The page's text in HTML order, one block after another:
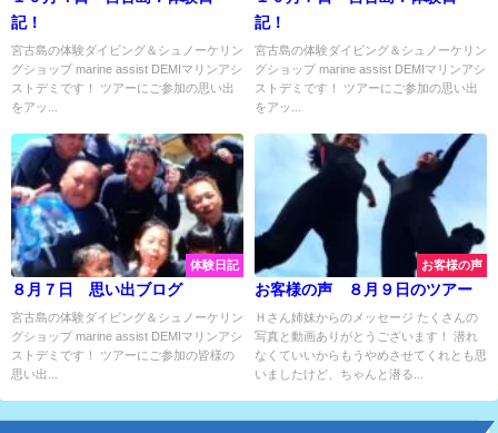
記！
宮古島の体験ダイビング＆シュノーケリン
グショップ marine assist DEMIマリンアシ
ストデミです！ ツアーにご参加の思い出
をアッ...
記！
宮古島の体験ダイビング＆シュノーケリン
グショップ marine assist DEMIマリンアシ
ストデミです！ ツアーにご参加の思い出
をアッ...
体験日記
８月７日 思い出ブログ
宮古島の体験ダイビング＆シュノーケリン
グショップ marine assist DEMIマリンアシ
ストデミです！ ツアーにご参加の皆様の
思い出...
お客様の声
お客様の声 ８月９日のツアー
Ｈさん姉妹からのメッセージ たくさんの
写真と動画ありがとうございます！ 潜れ
なくていいからもうやめさせてくれとも思
いましたけど、ちゃんと潜る...